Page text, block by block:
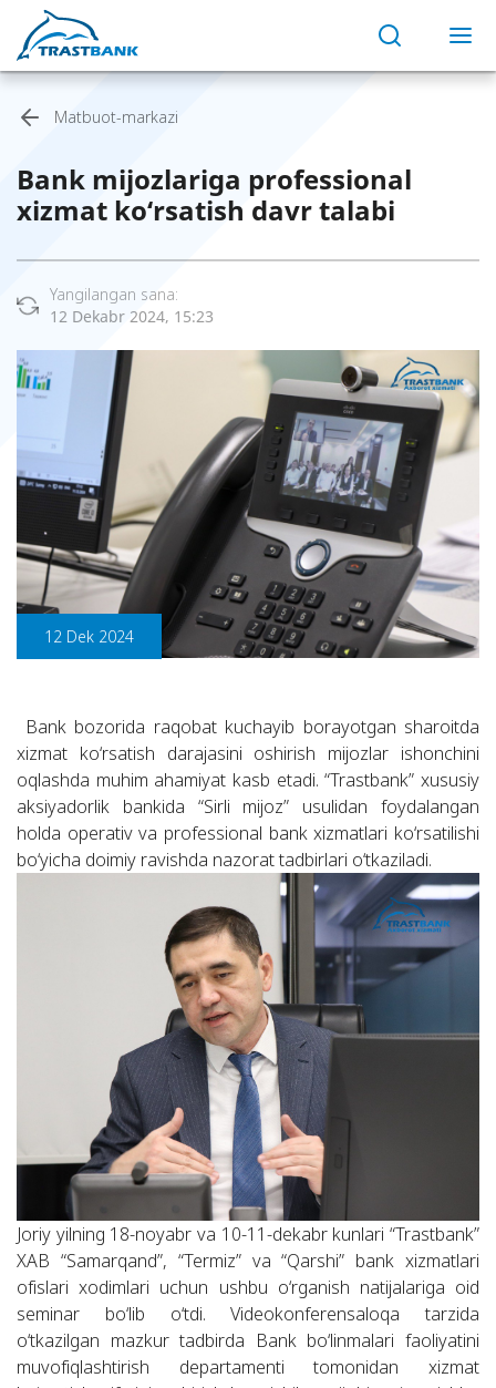
Matbuot-markazi
Bank mijozlariga professional
xizmat ko‘rsatish davr talabi
Yangilangan sana:
12 Dekabr 2024, 15:23
12 Dek 2024
Bank bozorida raqobat kuchayib borayotgan sharoitda
xizmat ko‘rsatish darajasini oshirish mijozlar ishonchini
oqlashda muhim ahamiyat kasb etadi. “Trastbank” xususiy
aksiyadorlik bankida “Sirli mijoz” usulidan foydalangan
holda operativ va professional bank xizmatlari ko‘rsatilishi
bo‘yicha doimiy ravishda nazorat tadbirlari o‘tkaziladi.
Joriy yilning 18-noyabr va 10-11-dekabr kunlari “Trastbank”
XAB “Samarqand”, “Termiz” va “Qarshi” bank xizmatlari
ofislari xodimlari uchun ushbu o‘rganish natijalariga oid
seminar bo‘lib o‘tdi. Videokonferensaloqa tarzida
o‘tkazilgan mazkur tadbirda Bank bo‘linmalari faoliyatini
muvofiqlashtirish departamenti tomonidan xizmat